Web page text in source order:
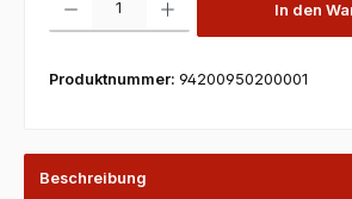
In den
Produktnummer: 94200950200001
Beschreibung